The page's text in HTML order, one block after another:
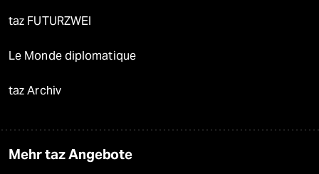
taz FUTURZWEI
Le Monde diplomatique
taz Archiv
Mehr taz Angebote